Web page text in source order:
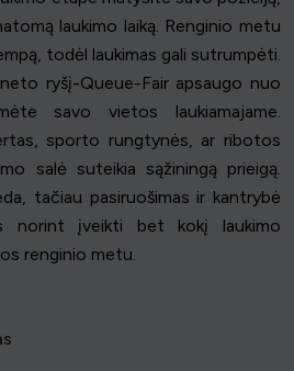
laukimo laiką. Renginio metu
todėl laukimas gali sutrumpėti.
ryšį-Queue-Fair apsaugo nuo
savo vietos laukiamajame.
sporto rungtynės, ar ribotos
salė suteikia sąžiningą prieigą.
tačiau pasiruošimas ir kantrybė
norint įveikti bet kokį laukimo
renginio metu.